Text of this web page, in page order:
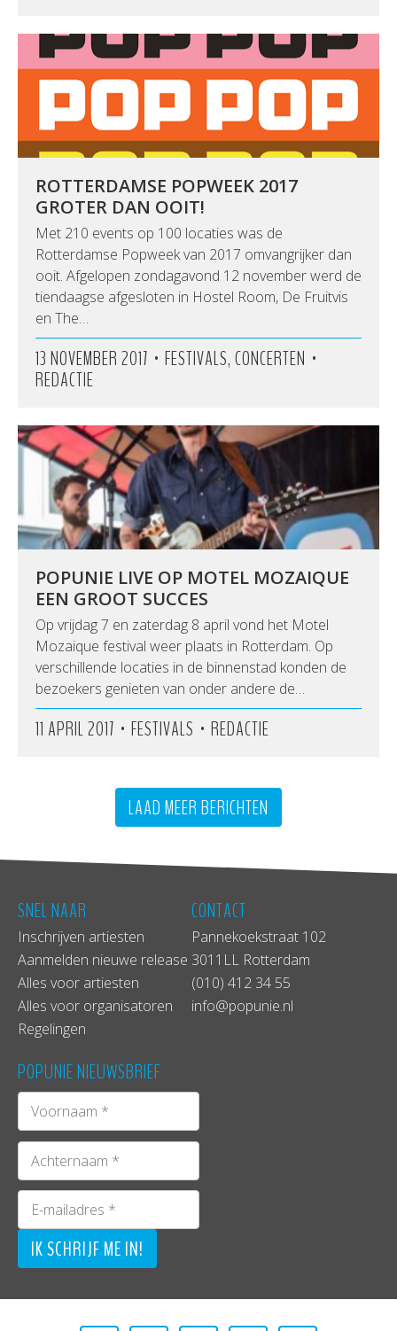
ROTTERDAMSE POPWEEK 2017
GROTER DAN OOIT!
Met 210 events op 100 locaties was de
Rotterdamse Popweek van 2017 omvangrijker dan
ooit. Afgelopen zondagavond 12 november werd de
tiendaagse afgesloten in Hostel Room, De Fruitvis
en The…
13 NOVEMBER 2017 • FESTIVALS, CONCERTEN •
REDACTIE
POPUNIE LIVE OP MOTEL MOZAIQUE
EEN GROOT SUCCES
Op vrijdag 7 en zaterdag 8 april vond het Motel
Mozaique festival weer plaats in Rotterdam. Op
verschillende locaties in de binnenstad konden de
bezoekers genieten van onder andere de…
11 APRIL 2017 • FESTIVALS • REDACTIE
LAAD MEER BERICHTEN
SNEL NAAR
Inschrijven artiesten
Aanmelden nieuwe release
Alles voor artiesten
Alles voor organisatoren
Regelingen
CONTACT
Pannekoekstraat 102
3011LL Rotterdam
(010) 412 34 55
info@popunie.nl
POPUNIE NIEUWSBRIEF